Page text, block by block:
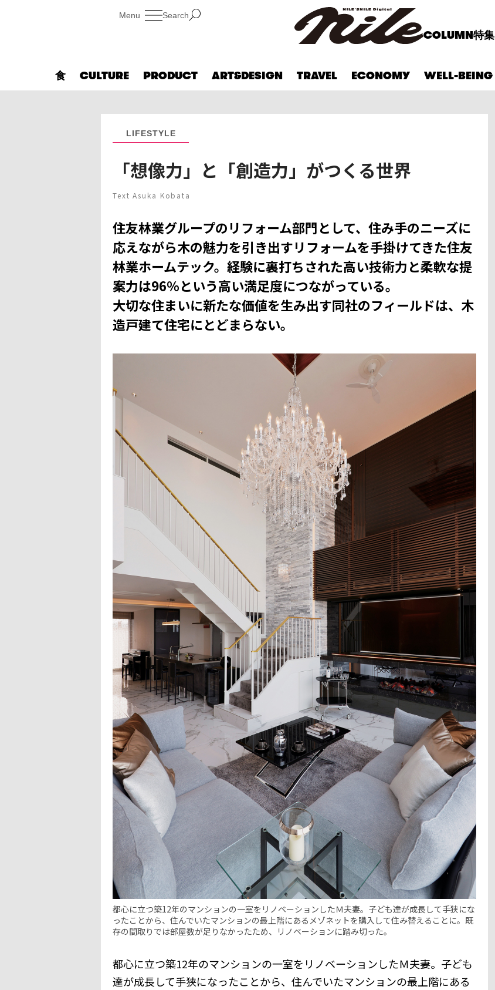
Search
COLUMN特集
食 CULTURE PRODUCT ART&DESIGN TRAVEL ECONOMY WELL-BEING
LIFESTYLE
「想像力」と「創造力」がつくる世界
Text Asuka Kobata
住友林業グループのリフォーム部門として、住み手のニーズに
応えながら木の魅力を引き出すリフォームを手掛けてきた住友
林業ホームテック。経験に裏打ちされた高い技術力と柔軟な提
案力は96％という高い満足度につながっている。
大切な住まいに新たな価値を生み出す同社のフィールドは、木
造戸建て住宅にとどまらない。
都心に立つ築12年のマンションの一室をリノベーションしたＭ夫妻。子ども達が成長して手狭にな
ったことから、住んでいたマンションの最上階にあるメゾネットを購入して住み替えることに。既
存の間取りでは部屋数が足りなかったため、リノベーションに踏み切った。
都心に立つ築12年のマンションの一室をリノベーションしたＭ夫妻。子ども
達が成長して手狭になったことから、住んでいたマンションの最上階にある